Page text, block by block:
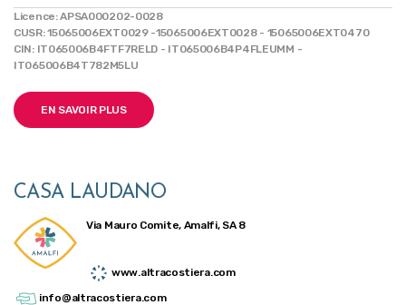
Licence: APSA000202-0028
CUSR: 15065006EXT0029 -15065006EXT0028 - 15065006EXT0470
CIN: IT065006B4FTF7RELD - IT065006B4P4FLEUMM -
IT065006B4T782M5LU
EN SAVOIR PLUS
CASA LAUDANO
Via Mauro Comite, Amalfi, SA 8
www.altracostiera.com
info@altracostiera.com